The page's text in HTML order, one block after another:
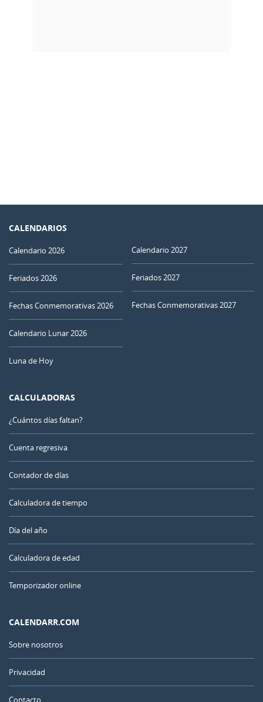
CALENDARIOS
Calendario 2026
Feriados 2026
Fechas Conmemorativas 2026
Calendario Lunar 2026
Luna de Hoy
Calendario 2027
Feriados 2027
Fechas Conmemorativas 2027
CALCULADORAS
¿Cuántos días faltan?
Cuenta regresiva
Contador de días
Calculadora de tiempo
Día del año
Calculadora de edad
Temporizador online
CALENDARR.COM
Sobre nosotros
Privacidad
Contacto